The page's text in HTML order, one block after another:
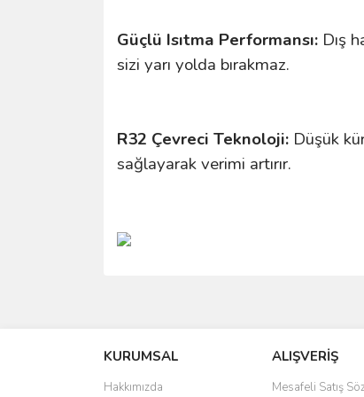
Güçlü Isıtma Performansı: Dış
sizi yarı yolda bırakmaz.
R32 Çevreci Teknoloji: Düşük
sağlayarak verimi artırır.
Ürün resmi kalitesiz, bozuk veya
Ürün açıklamasında eksik bilgiler
KURUMSAL
Hakkımızda
ALIŞVERİŞ
Mesafeli Satış